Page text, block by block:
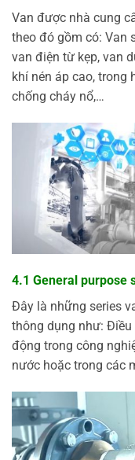
Van được nhà cung
theo đó gồm có: Van
van điện từ kẹp, van
khí nén áp cao, trong
chống cháy nổ,…
4.1 General purpose
Đây là những series
thông dụng như: Điều
động trong công
nước hoặc trong các